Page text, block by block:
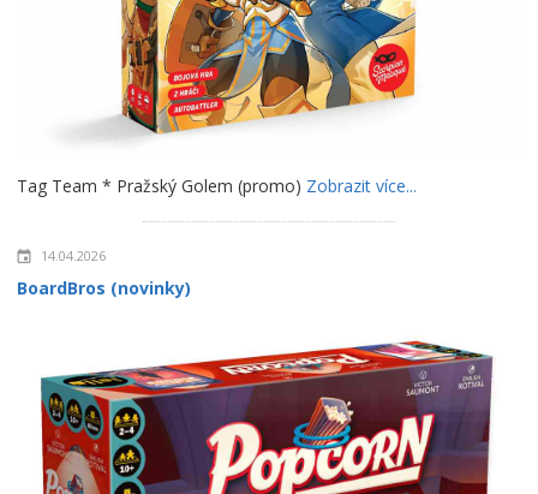
Tag Team * Pražský Golem (promo) Zobrazit více...
14.04.2026
BoardBros (novinky)